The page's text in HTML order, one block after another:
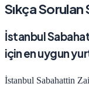
Sıkça Sorulan
İstanbul
için en uygun
İstanbul Sabahattin